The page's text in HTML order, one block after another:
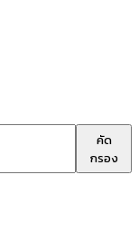
คัด
กรอง